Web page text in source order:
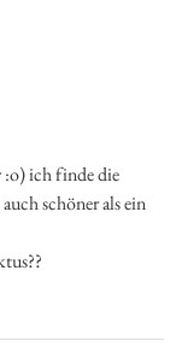
:o) ich finde die
schöner als ein